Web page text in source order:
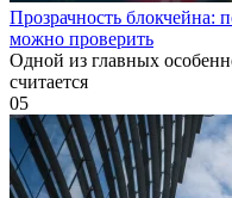
Прозрачность блокчейна:
можно проверить
Одной из главных
считается
05